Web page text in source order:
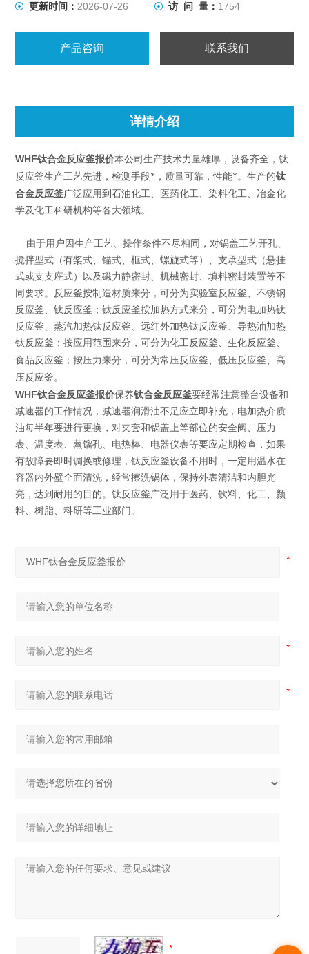
质。
更新时间： 2026-07-26 访 问 量： 1754
产品咨询 联系我们
详情介绍
WHF钛合金反应釜报价本公司生产技术力量雄厚，设备齐全，钛
反应釜生产工艺先进，检测手段*，质量可靠，性能*。生产的钛
合金反应釜广泛应用到石油化工、医药化工、染料化工、冶金化
学及化工科研机构等各大领域。
由于用户因生产工艺、操作条件不尽相同，对锅盖工艺开孔、
搅拌型式（有桨式、锚式、框式、螺旋式等）、支承型式（悬挂
式或支支座式）以及磁力静密封、机械密封、填料密封装置等不
同要求。反应釜按制造材质来分，可分为实验室反应釜、不锈钢
反应釜、钛反应釜；钛反应釜按加热方式来分，可分为电加热钛
反应釜、蒸汽加热钛反应釜、远红外加热钛反应釜、导热油加热
钛反应釜；按应用范围来分，可分为化工反应釜、生化反应釜、
食品反应釜；按压力来分，可分为常压反应釜、低压反应釜、 高
压反应釜。
WHF钛合金反应釜报价保养钛合金反应釜要经常注意整台设备和
减速器的工作情况，减速器润滑油不足应立即补充，电加热介质
油每半年要进行更换，对夹套和锅盖上等部位的安全阀、压力
表、温度表、蒸馏孔、电热棒、电器仪表等要应定期检查，如果
有故障要即时调换或修理，钛反应釜设备不用时，一定用温水在
容器内外壁全面清洗，经常擦洗锅体，保持外表清洁和内胆光
亮，达到耐用的目的。钛反应釜广泛用于医药、饮料、化工、颜
料、树脂、科研等工业部门。